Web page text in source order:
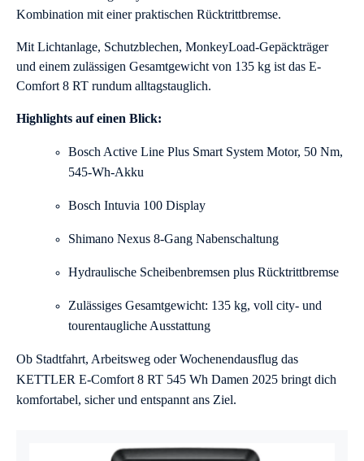
Kombination mit einer praktischen Rücktrittbremse.
Mit Lichtanlage, Schutzblechen, MonkeyLoad-Gepäckträger
und einem zulässigen Gesamtgewicht von 135 kg ist das E-
Comfort 8 RT rundum alltagstauglich.
Highlights auf einen Blick:
Bosch Active Line Plus Smart System Motor, 50 Nm,
545-Wh-Akku
Bosch Intuvia 100 Display
Shimano Nexus 8-Gang Nabenschaltung
Hydraulische Scheibenbremsen plus Rücktrittbremse
Zulässiges Gesamtgewicht: 135 kg, voll city- und
tourentaugliche Ausstattung
Ob Stadtfahrt, Arbeitsweg oder Wochenendausflug das
KETTLER E-Comfort 8 RT 545 Wh Damen 2025 bringt dich
komfortabel, sicher und entspannt ans Ziel.